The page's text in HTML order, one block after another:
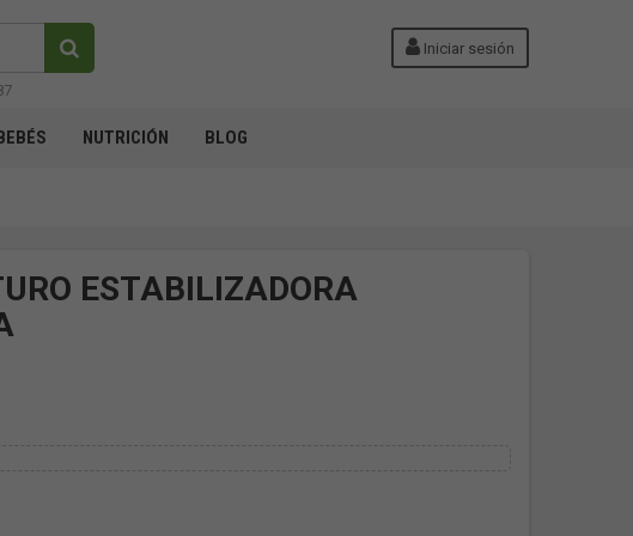
Iniciar sesión
NUTRICIÓN BLOG
ESTABILIZADORA